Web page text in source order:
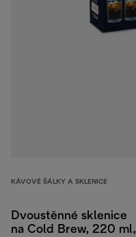
KÁVOVÉ ŠÁLKY A SKLENICE
Dvoustěnné sklenice
na Cold Brew, 220 ml,